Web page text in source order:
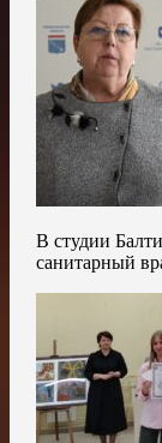
В студии
санитарный